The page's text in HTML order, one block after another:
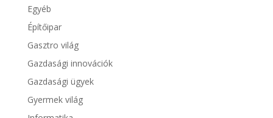
Egyéb
Építőipar
Gasztro világ
Gazdasági innovációk
Gazdasági ügyek
Gyermek világ